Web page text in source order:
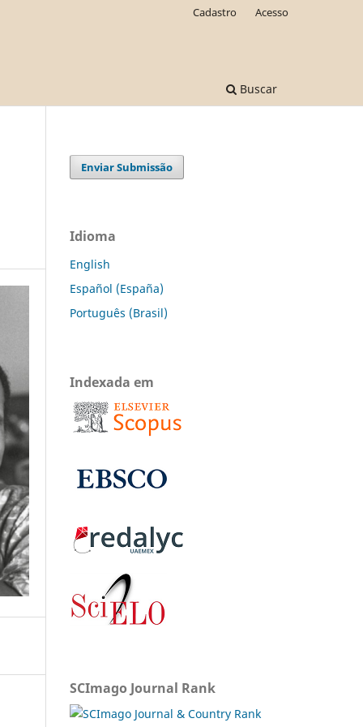
Buscar
Cadastro Acesso
Enviar Submissão
Idioma
English
Español (España)
Português (Brasil)
Indexada em
SCImago Journal Rank